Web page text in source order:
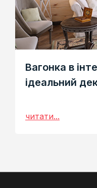
Вагонка в
ідеальний
читати...